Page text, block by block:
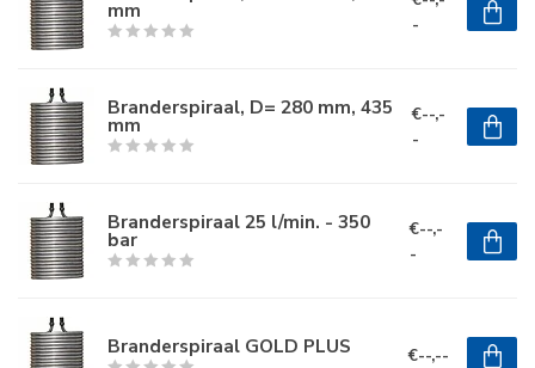
mm
-
Branderspiraal, D= 280 mm, 435
mm
€--,-
-
Branderspiraal 25 l/min. - 350
bar
€--,-
-
Branderspiraal GOLD PLUS €--,--